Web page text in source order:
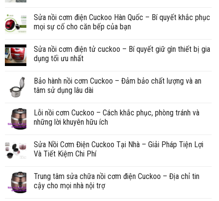
Sửa nồi cơm điện Cuckoo Hàn Quốc – Bí quyết khắc phục
mọi sự cố cho căn bếp của bạn
Sửa nồi cơm điện tử cuckoo – Bí quyết giữ gìn thiết bị gia
dụng tối ưu nhất
Bảo hành nồi cơm Cuckoo – Đảm bảo chất lượng và an
tâm sử dụng lâu dài
Lỗi nồi cơm Cuckoo – Cách khắc phục, phòng tránh và
những lời khuyên hữu ích
Sửa Nồi Cơm Điện Cuckoo Tại Nhà – Giải Pháp Tiện Lợi
Và Tiết Kiệm Chi Phí
Trung tâm sửa chữa nồi cơm điện Cuckoo – Địa chỉ tin
cậy cho mọi nhà nội trợ